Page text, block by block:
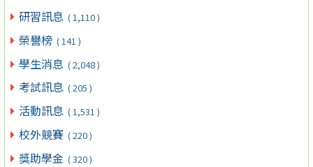
研習訊息 ( 1,110 )
榮譽榜 ( 141 )
學生消息 ( 2,048 )
考試訊息 ( 205 )
活動訊息 ( 1,531 )
校外競賽 ( 220 )
獎助學金 ( 320 )